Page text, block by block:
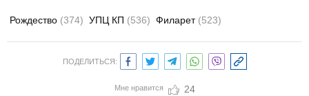
Рождество (374) УПЦ КП (536) Филарет (523)
ПОДЕЛИТЬСЯ:
Мне нравится 24